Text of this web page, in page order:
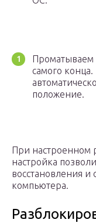
Проматываем
самого
положение.
При настроенном
настройка
восстановления и
компьютера.